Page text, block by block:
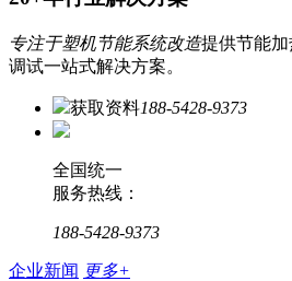
专注于塑机节能系统改造提供节能加
调试一站式解决方案。
获取资料188-5428-9373
全国统一
服务热线：
188-5428-9373
企业新闻 更多+